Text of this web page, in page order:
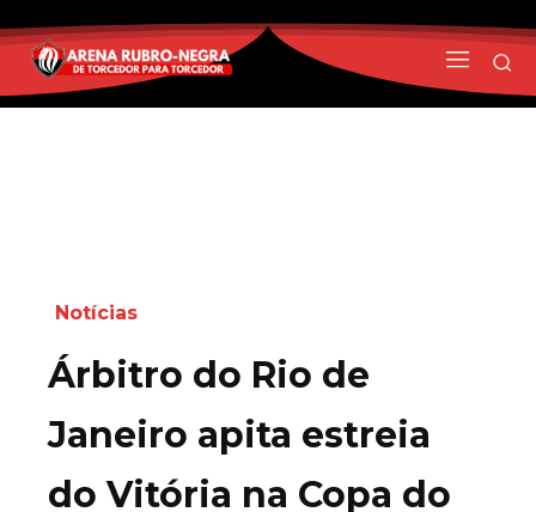
Notícias
Árbitro do Rio de
Janeiro apita estreia
do Vitória na Copa do